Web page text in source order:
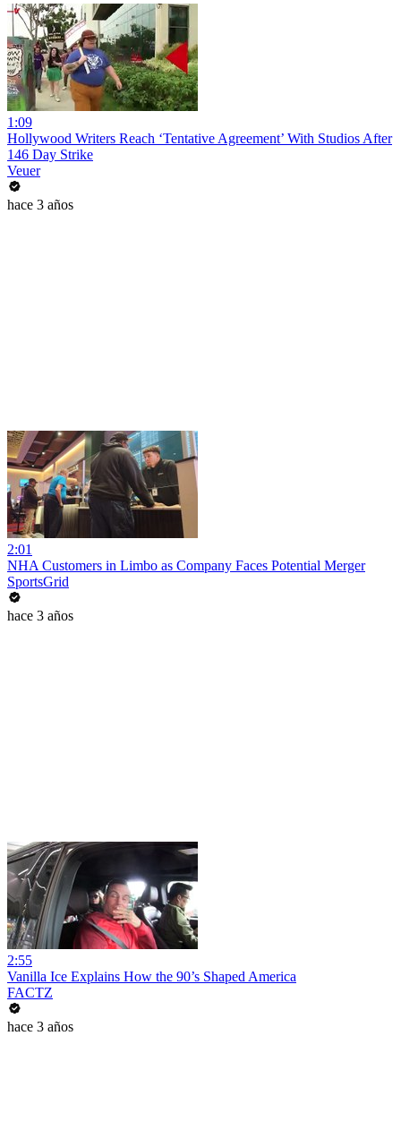
1:09
Hollywood Writers Reach ‘Tentative Agreement’ With Studios After
146 Day Strike
Veuer
hace 3 años
2:01
NHA Customers in Limbo as Company Faces Potential Merger
SportsGrid
hace 3 años
2:55
Vanilla Ice Explains How the 90’s Shaped America
FACTZ
hace 3 años